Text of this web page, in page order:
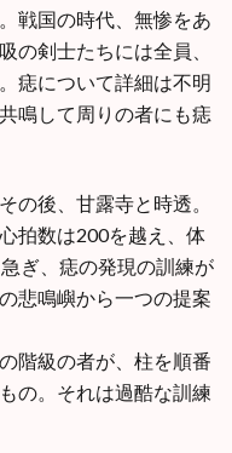
戦国の時代、無惨をあ
の剣士たちには全員、
痣について詳細は不明
鳴して周りの者にも痣
の後、甘露寺と時透。
拍数は200を越え、体
ぎ、痣の発現の訓練が
悲鳴嶼から一つの提案
階級の者が、柱を順番
の。それは過酷な訓練